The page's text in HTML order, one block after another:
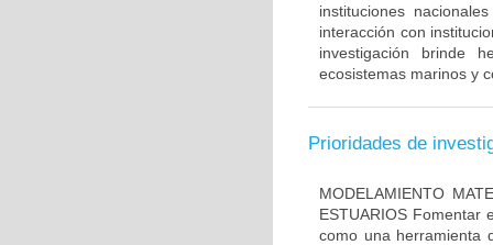
instituciones
interacción con
investigación brinde
ecosistemas marinos y
Prioridades de
MODELAMIENTO
ESTUARIOS Fomentar
como una herramienta